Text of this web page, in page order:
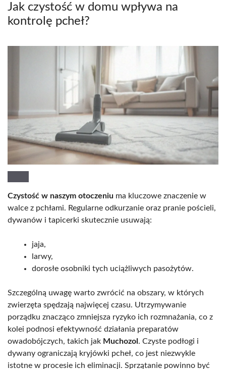
Jak czystość w domu wpływa na
kontrolę pcheł?
Czystość w naszym otoczeniu ma kluczowe znaczenie w
walce z pchłami. Regularne odkurzanie oraz pranie pościeli,
dywanów i tapicerki skutecznie usuwają:
jaja,
larwy,
dorosłe osobniki tych uciążliwych pasożytów.
Szczególną uwagę warto zwrócić na obszary, w których
zwierzęta spędzają najwięcej czasu. Utrzymywanie
porządku znacząco zmniejsza ryzyko ich rozmnażania, co z
kolei podnosi efektywność działania preparatów
owadobójczych, takich jak Muchozol . Czyste podłogi i
dywany ograniczają kryjówki pcheł, co jest niezwykle
istotne w procesie ich eliminacji. Sprzątanie powinno być